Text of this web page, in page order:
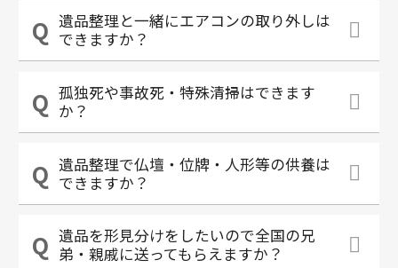
遺品整理と一緒にエアコンの取り外しは
できますか？
孤独死や事故死・特殊清掃はできます
か？
遺品整理で仏壇・位牌・人形等の供養は
できますか？
遺品を形見分けをしたいので全国の兄
弟・親戚に送ってもらえますか？